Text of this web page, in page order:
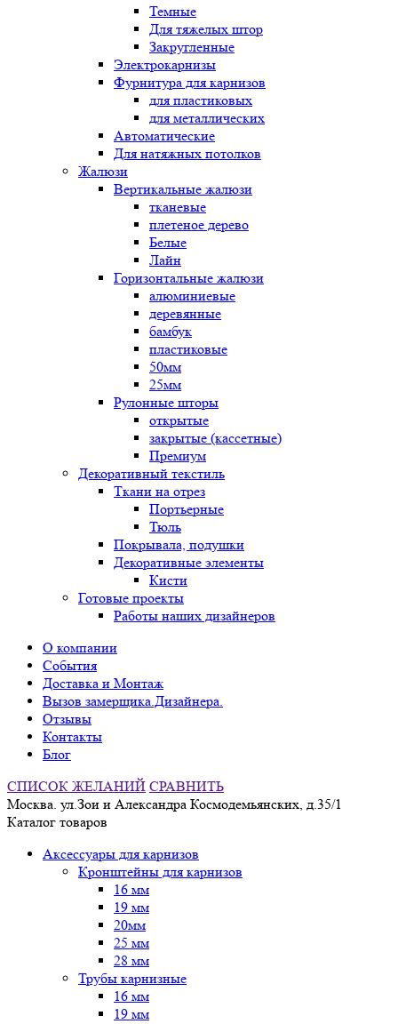
Темные
Для тяжелых штор
Закругленные
Электрокарнизы
Фурнитура для карнизов
для пластиковых
для металлических
Автоматические
Для натяжных потолков
Жалюзи
Вертикальные жалюзи
тканевые
плетеное дерево
Белые
Лайн
Горизонтальные жалюзи
алюминиевые
деревянные
бамбук
пластиковые
50мм
25мм
Рулонные шторы
открытые
закрытые (кассетные)
Премиум
Декоративный текстиль
Ткани на отрез
Портьерные
Тюль
Покрывала, подушки
Декоративные элементы
Кисти
Готовые проекты
Работы наших дизайнеров
О компании
События
Доставка и Монтаж
Вызов замерщика.Дизайнера.
Отзывы
Контакты
Блог
СПИСОК ЖЕЛАНИЙ СРАВНИТЬ
Москва. ул.Зои и Александра Космодемьянских, д.35/1
Каталог товаров
Аксессуары для карнизов
Кронштейны для карнизов
16 мм
19 мм
20мм
25 мм
28 мм
Трубы карнизные
16 мм
19 мм